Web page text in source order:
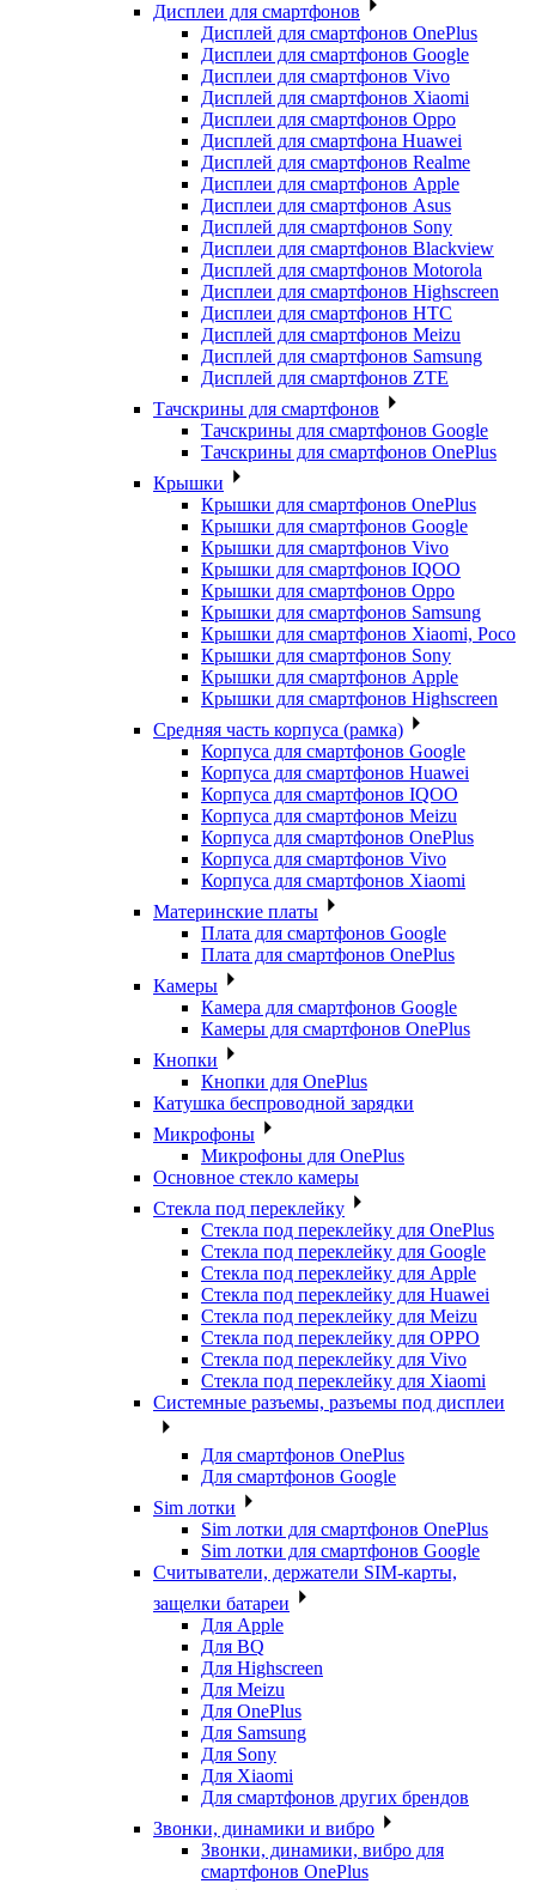
Дисплеи для смартфонов
Дисплей для смартфонов OnePlus
Дисплеи для смартфонов Google
Дисплеи для смартфонов Vivo
Дисплей для смартфонов Xiaomi
Дисплеи для смартфонов Oppo
Дисплей для смартфона Huawei
Дисплей для смартфонов Realme
Дисплеи для смартфонов Apple
Дисплеи для смартфонов Asus
Дисплей для смартфонов Sony
Дисплеи для смартфонов Blackview
Дисплей для смартфонов Motorola
Дисплеи для смартфонов Highscreen
Дисплеи для смартфонов HTC
Дисплей для смартфонов Meizu
Дисплей для смартфонов Samsung
Дисплей для смартфонов ZTE
Тачскрины для смартфонов
Тачскрины для смартфонов Google
Тачскрины для смартфонов OnePlus
Крышки
Крышки для смартфонов OnePlus
Крышки для смартфонов Google
Крышки для смартфонов Vivo
Крышки для смартфонов IQOO
Крышки для смартфонов Oppo
Крышки для смартфонов Samsung
Крышки для смартфонов Xiaomi, Poco
Крышки для смартфонов Sony
Крышки для смартфонов Apple
Крышки для смартфонов Highscreen
Средняя часть корпуса (рамка)
Корпуса для смартфонов Google
Корпуса для смартфонов Huawei
Корпуса для смартфонов IQOO
Корпуса для смартфонов Meizu
Корпуса для смартфонов OnePlus
Корпуса для смартфонов Vivo
Корпуса для смартфонов Xiaomi
Материнские платы
Плата для смартфонов Google
Плата для смартфонов OnePlus
Камеры
Камера для смартфонов Google
Камеры для смартфонов OnePlus
Кнопки
Кнопки для OnePlus
Катушка беспроводной зарядки
Микрофоны
Микрофоны для OnePlus
Основное стекло камеры
Стекла под переклейку
Стекла под переклейку для OnePlus
Стекла под переклейку для Google
Стекла под переклейку для Apple
Стекла под переклейку для Huawei
Стекла под переклейку для Meizu
Стекла под переклейку для OPPO
Стекла под переклейку для Vivo
Стекла под переклейку для Xiaomi
Системные разъемы, разъемы под дисплеи
Для смартфонов OnePlus
Для смартфонов Google
Sim лотки
Sim лотки для смартфонов OnePlus
Sim лотки для смартфонов Google
Считыватели, держатели SIM-карты,
защелки батареи
Для Apple
Для BQ
Для Highscreen
Для Meizu
Для OnePlus
Для Samsung
Для Sony
Для Xiaomi
Для смартфонов других брендов
Звонки, динамики и вибро
Звонки, динамики, вибро для
смартфонов OnePlus